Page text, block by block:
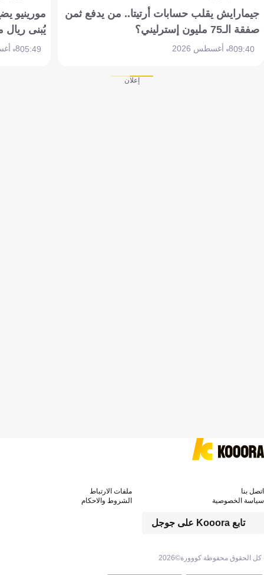
جيمارايش يقلب حسابات أرتيتا.. من يدفع ثمن
صفقة الـ75 مليون إسترليني؟
09:408 أغسطس 2026
مورينيو
يُبنى ريال
05:498 أغسطس 2026
إعلان
كل الحقوق محفوظة كووورة©2026
تابع Kooora على جوجل
اتصل بنا
ملفات الارتباط
سياسة الخصوصية
الشروط والاحكام